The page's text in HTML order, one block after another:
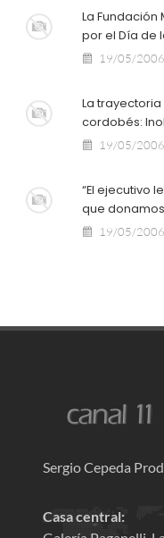
La Fundación
por el Día de
19/05/2006
La
cordobés:
19/05/2006
“El ejecutivo
que
19/05/2006
Sergio Cepeda
Casa central: